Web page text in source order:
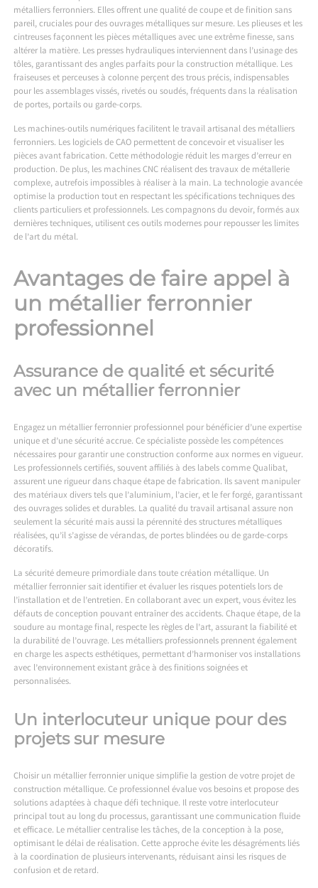
métalliers ferronniers. Elles offrent une qualité de coupe et de finition sans
pareil, cruciales pour des ouvrages métalliques sur mesure. Les plieuses et les
cintreuses façonnent les pièces métalliques avec une extrême finesse, sans
altérer la matière. Les presses hydrauliques interviennent dans l’usinage des
tôles, garantissant des angles parfaits pour la construction métallique. Les
fraiseuses et perceuses à colonne perçent des trous précis, indispensables
pour les assemblages vissés, rivetés ou soudés, fréquents dans la réalisation
de portes, portails ou garde-corps.
Les machines-outils numériques facilitent le travail artisanal des métalliers
ferronniers. Les logiciels de CAO permettent de concevoir et visualiser les
pièces avant fabrication. Cette méthodologie réduit les marges d’erreur en
production. De plus, les machines CNC réalisent des travaux de métallerie
complexe, autrefois impossibles à réaliser à la main. La technologie avancée
optimise la production tout en respectant les spécifications techniques des
clients particuliers et professionnels. Les compagnons du devoir, formés aux
dernières techniques, utilisent ces outils modernes pour repousser les limites
de l’art du métal.
Avantages de faire appel à
un métallier ferronnier
professionnel
Assurance de qualité et sécurité
avec un métallier ferronnier
Engagez un métallier ferronnier professionnel pour bénéficier d’une expertise
unique et d’une sécurité accrue. Ce spécialiste possède les compétences
nécessaires pour garantir une construction conforme aux normes en vigueur.
Les professionnels certifiés, souvent affiliés à des labels comme Qualibat,
assurent une rigueur dans chaque étape de fabrication. Ils savent manipuler
des matériaux divers tels que l’aluminium, l’acier, et le fer forgé, garantissant
des ouvrages solides et durables. La qualité du travail artisanal assure non
seulement la sécurité mais aussi la pérennité des structures métalliques
réalisées, qu’il s’agisse de vérandas, de portes blindées ou de garde-corps
décoratifs.
La sécurité demeure primordiale dans toute création métallique. Un
métallier ferronnier sait identifier et évaluer les risques potentiels lors de
l’installation et de l’entretien. En collaborant avec un expert, vous évitez les
défauts de conception pouvant entraîner des accidents. Chaque étape, de la
soudure au montage final, respecte les règles de l’art, assurant la fiabilité et
la durabilité de l’ouvrage. Les métalliers professionnels prennent également
en charge les aspects esthétiques, permettant d’harmoniser vos installations
avec l’environnement existant grâce à des finitions soignées et
personnalisées.
Un interlocuteur unique pour des
projets sur mesure
Choisir un métallier ferronnier unique simplifie la gestion de votre projet de
construction métallique. Ce professionnel évalue vos besoins et propose des
solutions adaptées à chaque défi technique. Il reste votre interlocuteur
principal tout au long du processus, garantissant une communication fluide
et efficace. Le métallier centralise les tâches, de la conception à la pose,
optimisant le délai de réalisation. Cette approche évite les désagréments liés
à la coordination de plusieurs intervenants, réduisant ainsi les risques de
confusion et de retard.